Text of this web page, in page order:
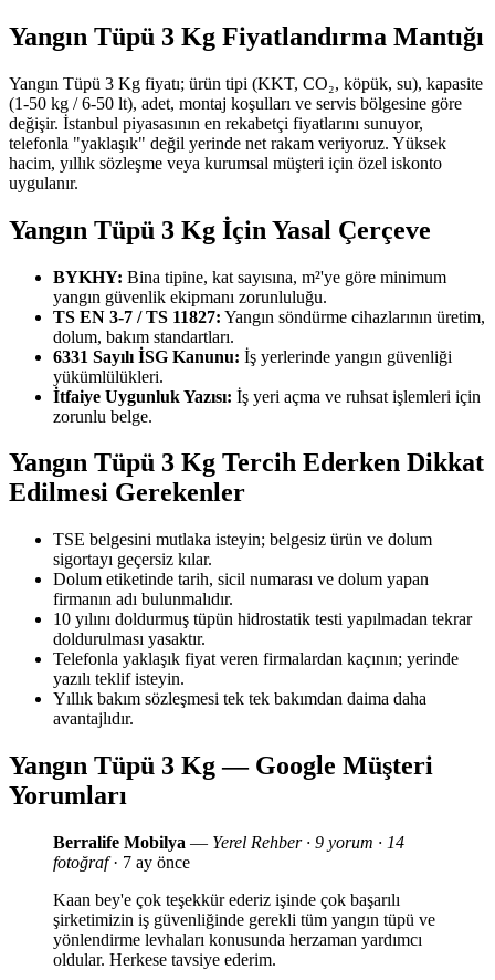
Yangın Tüpü 3 Kg Fiyatlandırma Mantığı
Yangın Tüpü 3 Kg fiyatı; ürün tipi (KKT, CO₂, köpük, su), kapasite
(1-50 kg / 6-50 lt), adet, montaj koşulları ve servis bölgesine göre
değişir. İstanbul piyasasının en rekabetçi fiyatlarını sunuyor,
telefonla "yaklaşık" değil yerinde net rakam veriyoruz. Yüksek
hacim, yıllık sözleşme veya kurumsal müşteri için özel iskonto
uygulanır.
Yangın Tüpü 3 Kg İçin Yasal Çerçeve
BYKHY: Bina tipine, kat sayısına, m²'ye göre minimum
yangın güvenlik ekipmanı zorunluluğu.
TS EN 3-7 / TS 11827: Yangın söndürme cihazlarının üretim,
dolum, bakım standartları.
6331 Sayılı İSG Kanunu: İş yerlerinde yangın güvenliği
yükümlülükleri.
İtfaiye Uygunluk Yazısı: İş yeri açma ve ruhsat işlemleri için
zorunlu belge.
Yangın Tüpü 3 Kg Tercih Ederken Dikkat
Edilmesi Gerekenler
TSE belgesini mutlaka isteyin; belgesiz ürün ve dolum
sigortayı geçersiz kılar.
Dolum etiketinde tarih, sicil numarası ve dolum yapan
firmanın adı bulunmalıdır.
10 yılını doldurmuş tüpün hidrostatik testi yapılmadan tekrar
doldurulması yasaktır.
Telefonla yaklaşık fiyat veren firmalardan kaçının; yerinde
yazılı teklif isteyin.
Yıllık bakım sözleşmesi tek tek bakımdan daima daha
avantajlıdır.
Yangın Tüpü 3 Kg — Google Müşteri
Yorumları
Berralife Mobilya — Yerel Rehber · 9 yorum · 14
fotoğraf· 7 ay önce
Kaan bey'e çok teşekkür ederiz işinde çok başarılı
şirketimizin iş güvenliğinde gerekli tüm yangın tüpü ve
yönlendirme levhaları konusunda herzaman yardımcı
oldular. Herkese tavsiye ederim.